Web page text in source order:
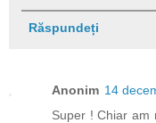
Răspundeți
Anonim 14
Super ! Chiar am